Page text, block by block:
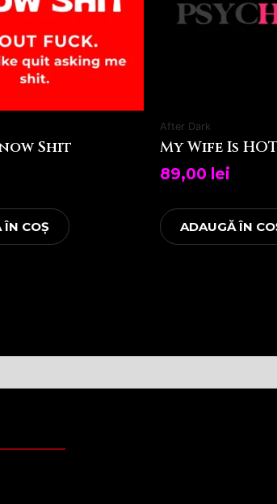
Shit
ÎN COȘ
After Dark
My Wife Is HOT
89,00 lei
ADAUGĂ ÎN